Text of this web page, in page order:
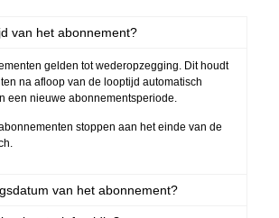
van het abonnement?
gelden tot wederopzegging. Dit houdt
na afloop van de looptijd automatisch
een nieuwe abonnementsperiode.
stoppen aan het einde van de
van het abonnement?